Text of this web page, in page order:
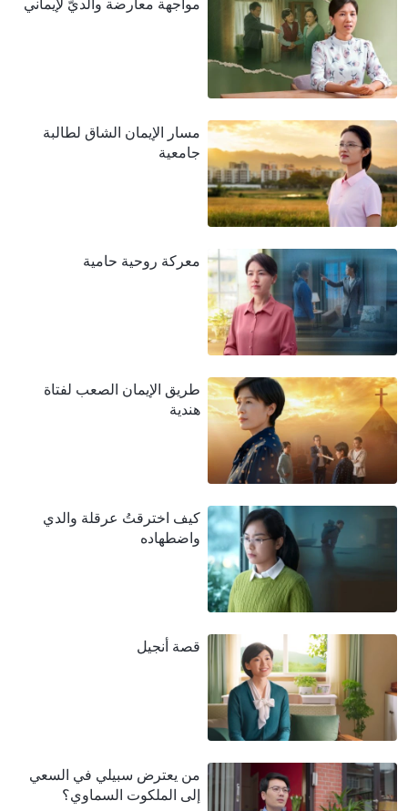
مسار الإيمان الشاق لطالبة
جامعية
معركة روحية حامية
طريق الإيمان الصعب لفتاة
هندية
كيف اخترقتُ عرقلة والدي
واضطهاده
قصة أنجيل
من يعترض سبيلي في السعي
إلى الملكوت السماوي؟